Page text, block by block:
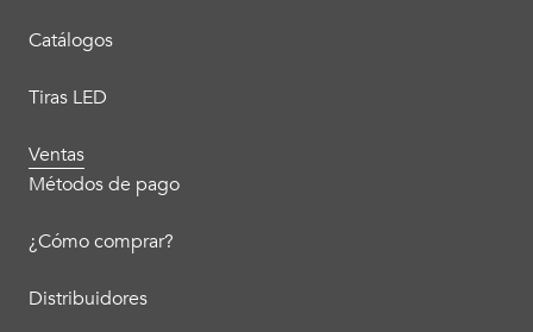
Catálogos
Tiras LED
Ventas
Métodos de pago
¿Cómo comprar?
Distribuidores